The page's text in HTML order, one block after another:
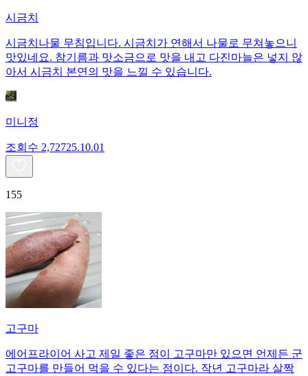
시금치
시금치나물 무침입니다. 시금치가 연해서 나물로 무쳐놓으니
맛있네요. 참기름과 맛소금으로 맛을 내고 다진마늘은 넣지 않
아서 시금치 본연의 맛을 느낄 수 있습니다.
미니정
조회수 2,72725.10.01
155
고구마
에어프라이어 사고 제일 좋은 점이 고구마만 있으면 언제든 군
고구마를 만들어 먹을 수 있다는 점이다. 작년 고구마라 살짝